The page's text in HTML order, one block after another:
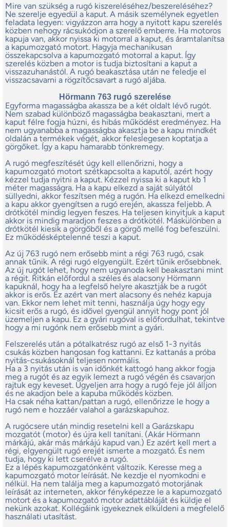
Mire van szükség a rugó kiszereléséhez/beszereléséhez?
Ne szerelje egyedül a kaput. A másik személynek egyetlen
feladata legyen: vigyázzon arra hogy a nyitott kapu szerelés
közben nehogy rácsukódjon a szerelő emberre. Ha motoros
kapuja van, akkor nyissa ki motorral a kaput, és áramtalanítsa
a kapumozgató motort. Hagyja mechanikusan
összekapcsolva a kapumozgató motorral a kaput. Így
szerelés közben a motor is tudja biztosítani a kaput a
visszazuhanástól. A rugó beakasztása után ne feledje el
visszacsavarni a rögzítőcsavart a rugó aljába.
Hörmann 763 rugó szerelése
Egyforma magasságba akassza be a két oldalt lévő rugót.
Nem szabad különböző magasságba beakasztani, mert a
kaput félre fogja húzni, és hibás működést eredményez. Ha
nem ugyanabba a magasságba akasztja be a kapu mindkét
oldalán a termékek végét, akkor feleslegesen koptatja a
görgőket. Így a kapu hamarabb tönkremegy.
A rugó megfeszítését úgy kell ellenőrizni, hogy a
kapumozgató motort szétkapcsolta a kaputól, azért hogy
kézzel tudja nyitni a kaput. Kézzel nyissa ki a kaput kb 1
méter magasságra. Ha a kapu elkezd a saját súlyától
süllyedni, akkor feszítsen még a rugón. Ha elkezd emelkedni
a kapu akkor gyengítsen a rugó erején, akassza feljebb. A
drótkötél mindig legyen feszes. Ha teljesen kinyitjuk a kaput
akkor is mindig maradjon feszes a drótkötél. Máskülönben a
drótkötél kiesik a görgőből és a görgő mellé fog befeszülni.
Ez működésképtelenné teszi a kaput.
Az új 763 rugó nem erősebb mint a régi 763 rugó, csak
annak tűnik. A régi rugó elgyengült. Ezért tűnik erősebbnek.
Az új rugót lehet, hogy nem ugyanoda kell beakasztani mint
a régit. Ritkán előfordul a széles és alacsony Hörmann
kapuknál, hogy ha a legfelső helyre akasztják be a rugót
akkor is erős. Ez azért van mert alacsony és nehéz kapuja
van. Ekkor nem lehet mit tenni, használja úgy hogy egy
kicsit erős a rugó, és idővel gyengül annyit hogy pont jól
üzemeljen a kapu. Ez a gyári rugóval is előfordulhat, tekintve
hogy a mi rugónk nem erősebb mint a gyári.
Felszerelés után a pótalkatrész rugó az első 1-3 nyitás
csukás közben hangosan fog kattanni. Ez kattanás a próba
nyitás-csukásoknál teljesen normális.
Ha a 3 nyitás után is van időnkét kattogó hang akkor fogja
meg a rugót és az egyik lemezt a rugó végén és csavarjon
rajtuk egy keveset. Ügyeljen arra hogy a rugó feje jól álljon
és ne akadjon bele a kapuba működés közben.
Ha csak néha kattan/pattan a rugó, ellenőrizze le hogy a
rugó nem e hozzáér valahol a garázskapuhoz.
A rugócsere után mindig resetelni kell a Garázskapu
mozgatót (motor) és újra kell tanítani. (Akár Hörmann
márkájú, akár más márkájú kapud van.) Ez azért kell mert a
régi, elgyengült rugó erejét ismerte a mozgató. És nem
tudja, hogy ki lett cserélve a rugó.
Ez a lépés kapumozgatónként változik. Keresse meg a
kapumozgató motor leírását. Ne kezdje el nyomkodni e
nélkül. Ha nem találja meg a kapumozgató motorjának
leírását az interneten, akkor fényképezze le a kapumozgató
motort és a kapumozgató motor adattábláját és küldje el
nekünk azokat. Kollégáink igyekeznek elküldeni a megfelelő
használati utasítást.